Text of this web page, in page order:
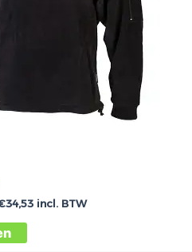
productpagina
34,53 incl. BTW
Dit
product